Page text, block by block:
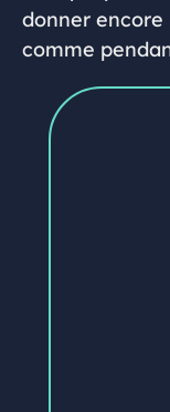
donner encore
comme